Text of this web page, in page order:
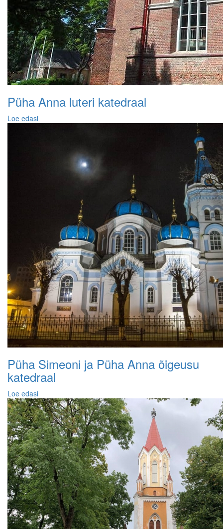
Püha Anna luteri katedraal
Loe edasi
Püha Simeoni ja Püha Anna õigeusu
katedraal
Loe edasi